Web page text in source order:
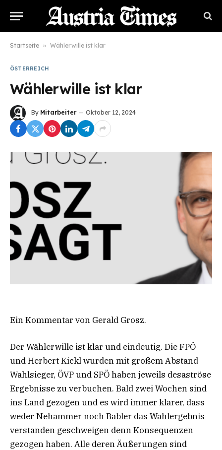
Startseite » Wählerwille ist klar
ÖSTERREICH
Wählerwille ist klar
By Mitarbeiter Oktober 12, 2024
Ein Kommentar von Gerald Grosz.
Der Wählerwille ist klar und eindeutig. Die FPÖ
und Herbert Kickl wurden mit großem Abstand
Wahlsieger, ÖVP und SPÖ haben jeweils desaströse
Ergebnisse zu verbuchen. Bald zwei Wochen sind
ins Land gezogen und es wird immer klarer, dass
weder Nehammer noch Babler das Wahlergebnis
verstanden geschweigen denn Konsequenzen
gezogen haben. Alle deren Äußerungen sind